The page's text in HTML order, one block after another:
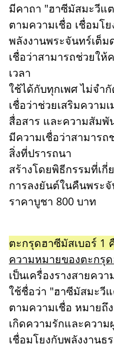
มีคาถา "ฮาซีมัสมะวีแ
ตามความเชื่อ เชื่อมโ
พลังงานพระจันทร์เต็ม
เชื่อว่าสามารถช่วยใ
เวลา
ใช้ได้กับทุกเพศ ไม่จำ
เชื่อว่าช่วยเสริมควา
สื่อสาร และความสัมพั
มีความเชื่อว่าสามาร
สิ่งที่ปรารถนา
สร้างโดยพิธีกรรมที่เ
การลงยันต์ในคืนพระ
ราคาบูชา 800 บาท
ตะกรุดฮาซีมัสเบอร์ 1
ความหมายของตะกรุด
เป็นเครื่องรางสายคว
ใช้ชื่อว่า "ฮาซีมัสมะวี
ตามความเชื่อ หมายถึ
เกิดความรักและควา
เชื่อมโยงกับพลังงานธ